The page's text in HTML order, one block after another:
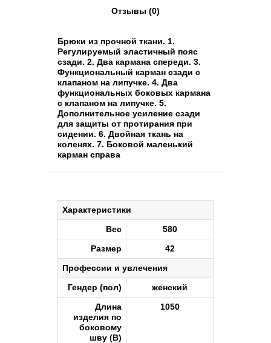
Отзывы (0)
Брюки из прочной ткани. 1.
Регулируемый эластичный пояс
сзади. 2. Два кармана спереди. 3.
Функциональный карман сзади с
клапаном на липучке. 4. Два
функциональных боковых кармана
с клапаном на липучке. 5.
Дополнительное усиление сзади
для защиты от протирания при
сидении. 6. Двойная ткань на
коленях. 7. Боковой маленький
карман справа
Характеристики
Вес
580
Размер
42
Профессии и увлечения
Гендер (пол)
женский
Длина
изделия по
боковому
шву (B)
1050